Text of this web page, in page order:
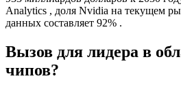
Analytics , доля Nvidia на текущем
данных составляет 92% .
Вызов для лидера в
чипов?